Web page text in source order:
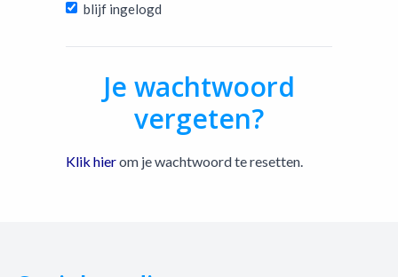
blijf ingelogd
Je wachtwoord
vergeten?
Klik hierom je wachtwoord te resetten.